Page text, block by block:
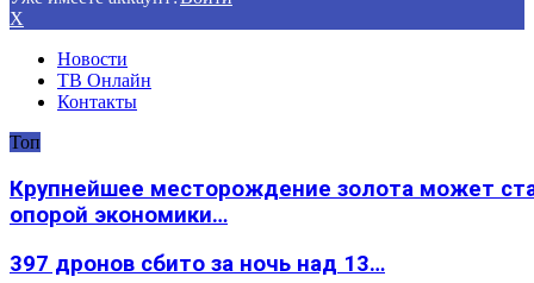
X
Новости
ТВ Онлайн
Контакты
Топ
Крупнейшее месторождение золота может
опорой экономики…
397 дронов сбито за ночь над 13…